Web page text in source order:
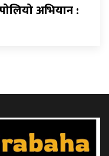
अभियान :